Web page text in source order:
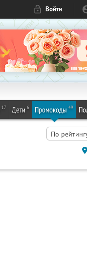
Войти
17 Дети 6 Промокоды 49
По